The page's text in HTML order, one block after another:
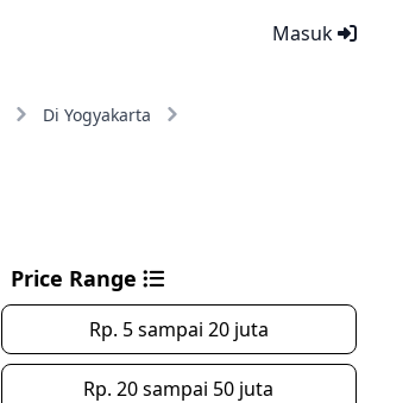
Masuk
Di Yogyakarta
Price Range
Rp. 5 sampai 20 juta
Rp. 20 sampai 50 juta